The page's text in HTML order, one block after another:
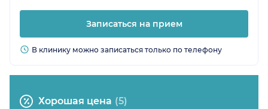
Записаться на прием
В клинику можно записаться только по телефону
Хорошая цена (5)